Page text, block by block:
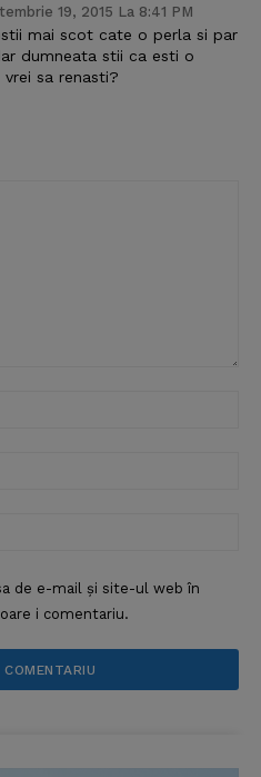
19, 2015 La 8:41 PM
mai scot cate o perla si par
dumneata stii ca esti o
sa renasti?
de e-mail și site-ul web în
i comentariu.